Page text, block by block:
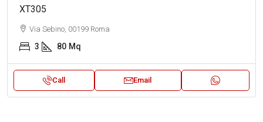
XT305
Via Sebino, 00199 Roma
3 80 Mq
Call Email